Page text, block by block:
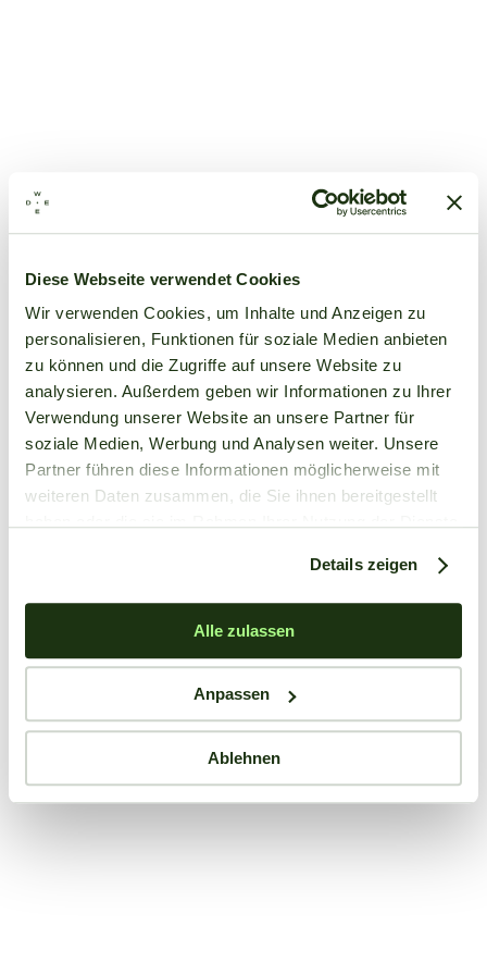
Diese Webseite verwendet Cookies
Wir verwenden Cookies, um Inhalte und Anzeigen zu
personalisieren, Funktionen für soziale Medien anbieten
zu können und die Zugriffe auf unsere Website zu
analysieren. Außerdem geben wir Informationen zu Ihrer
Verwendung unserer Website an unsere Partner für
soziale Medien, Werbung und Analysen weiter. Unsere
Partner führen diese Informationen möglicherweise mit
weiteren Daten zusammen, die Sie ihnen bereitgestellt
Details zeigen
Alle zulassen
Anpassen
Ablehnen